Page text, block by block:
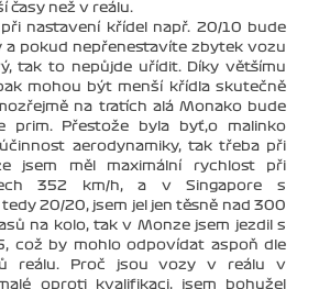
časy než v reálu.
při nastavení křídel např. 20/10 bude
a pokud nepřenestavíte zbytek vozu
tak to nepůjde uřídit. Díky většímu
mohou být menší křídla skutečně
na tratích alá Monako bude
prim. Přestože byla byť,o malinko
aerodynamiky, tak třeba při
jsem měl maximální rychlost při
352 km/h, a v Singapore s
20/20, jsem jel jen těsně nad 300
na kolo, tak v Monze jsem jezdil s
což by mohlo odpovídat aspoň dle
reálu. Proč jsou vozy v reálu v
oproti kvalifikaci, jsem bohužel